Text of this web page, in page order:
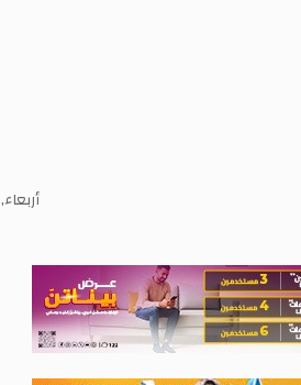
أربعاء, 2026/05/13 - 13:26